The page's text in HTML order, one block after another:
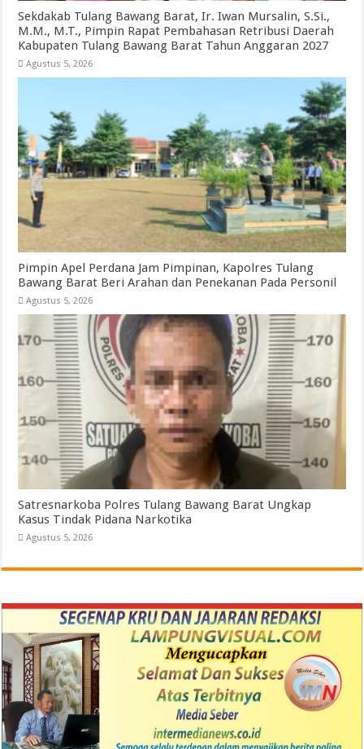
Sekdakab Tulang Bawang Barat, Ir. Iwan Mursalin, S.Si.,
M.M., M.T., Pimpin Rapat Pembahasan Retribusi Daerah
Kabupaten Tulang Bawang Barat Tahun Anggaran 2027
Agustus 5, 2026
Pimpin Apel Perdana Jam Pimpinan, Kapolres Tulang
Bawang Barat Beri Arahan dan Penekanan Pada Personil
Agustus 5, 2026
Satresnarkoba Polres Tulang Bawang Barat Ungkap
Kasus Tindak Pidana Narkotika
Agustus 5, 2026